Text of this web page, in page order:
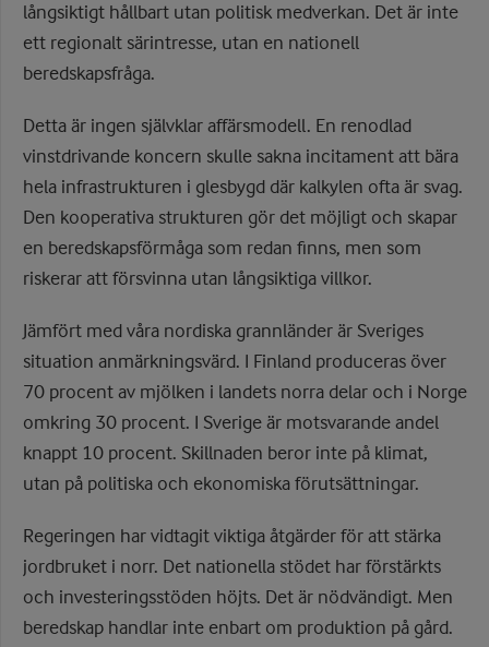
långsiktigt hållbart utan politisk medverkan. Det är inte
ett regionalt särintresse, utan en nationell
beredskapsfråga.
Detta är ingen självklar affärsmodell. En renodlad
vinstdrivande koncern skulle sakna incitament att bära
hela infrastrukturen i glesbygd där kalkylen ofta är svag.
Den kooperativa strukturen gör det möjligt och skapar
en beredskapsförmåga som redan finns, men som
riskerar att försvinna utan långsiktiga villkor.
Jämfört med våra nordiska grannländer är Sveriges
situation anmärkningsvärd. I Finland produceras över
70 procent av mjölken i landets norra delar och i Norge
omkring 30 procent. I Sverige är motsvarande andel
knappt 10 procent. Skillnaden beror inte på klimat,
utan på politiska och ekonomiska förutsättningar.
Regeringen har vidtagit viktiga åtgärder för att stärka
jordbruket i norr. Det nationella stödet har förstärkts
och investeringsstöden höjts. Det är nödvändigt. Men
beredskap handlar inte enbart om produktion på gård.